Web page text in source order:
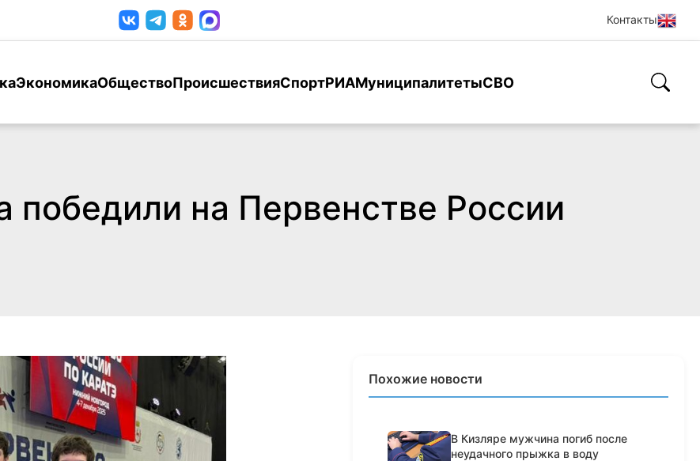
Контакты
ЭкономикаОбществоПроисшествияСпортРИАМуниципалитетыСВО
победили на Первенстве России
Похожие новости
В Кизляре мужчина погиб после
неудачного прыжка в воду